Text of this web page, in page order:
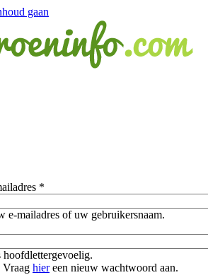
gaan
*
e-mailadres of uw gebruikersnaam.
Vraag hiereen nieuw wachtwoord aan.